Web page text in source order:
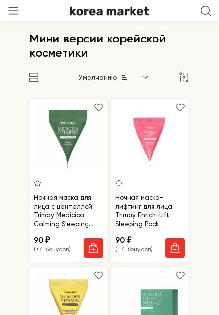
Мини версии корейской
косметики
Умолчанию
Ночная маска для
лица с центеллой
Trimay Medicica
Calming Sleeping
90₽
(+4 бонусов)
Ночная маска-
лифтинг для лица
Trimay Enrich-Lift
Sleeping Pack
90₽
(+4 бонусов)